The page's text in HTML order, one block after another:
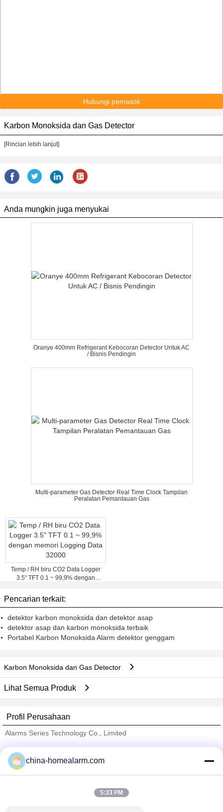
Hubungi pemasok
Karbon Monoksida dan Gas Detector
[Rincian lebih lanjut]
Anda mungkin juga menyukai
Oranye 400mm Refrigerant Kebocoran Detector Untuk AC
/ Bisnis Pendingin
Multi-parameter Gas Detector Real Time Clock Tampilan
Peralatan Pemantauan Gas
Temp / RH biru CO2 Data Logger
3.5" TFT 0.1 ~ 99,9% dengan
Pencarian terkait:
detektor karbon monoksida dan detektor asap
detektor asap dan karbon monoksida terbaik
Portabel Karbon Monoksida Alarm detektor genggam
Karbon Monoksida dan Gas Detector
Lihat Semua Produk
Profil Perusahaan
Alarms Series Technology Co., Limited
Trust Seal
Verified Suplier
china-homealarm.com
5:33 PM